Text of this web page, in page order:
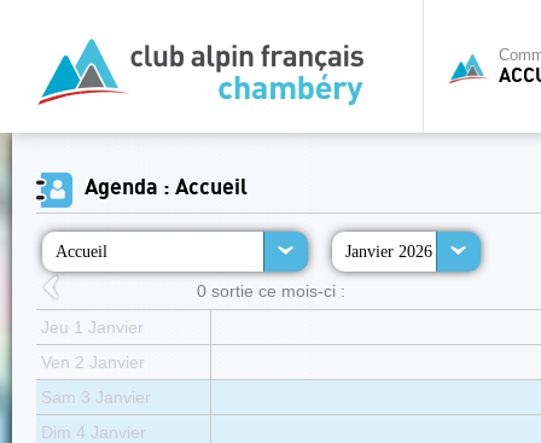
Agenda : Accueil
Accueil Janvier 2026
0 sortie ce mois-ci :
Jeu 1 Janvier
Ven 2 Janvier
Sam 3 Janvier
Dim 4 Janvier